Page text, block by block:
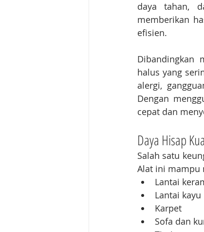
daya tahan,
memberikan
efisien.
Dibandingkan
halus yang
alergi,
Dengan
cepat dan
Daya Hisap
Salah satu
Alat ini mampu
Lantai
Lantai kayu
Karpet
Sofa dan